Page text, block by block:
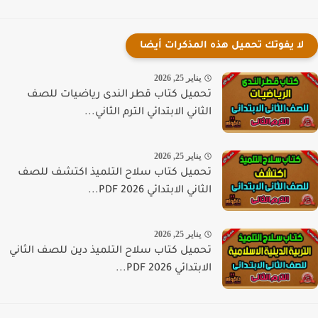
لا يفوتك تحميل هذه المذكرات أيضا
يناير 25, 2026
تحميل كتاب قطر الندى رياضيات للصف
الثاني الابتدائي الترم الثاني...
يناير 25, 2026
تحميل كتاب سلاح التلميذ اكتشف للصف
الثاني الابتدائي PDF 2026...
يناير 25, 2026
تحميل كتاب سلاح التلميذ دين للصف الثاني
الابتدائي PDF 2026...